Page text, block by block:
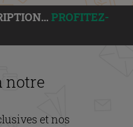
PROFITEZ-
notre
et nos